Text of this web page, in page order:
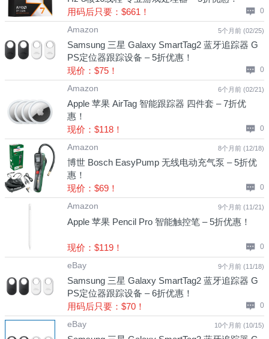
用码后只要：$661！
0
5个月前 (02/25)
Amazon
Samsung 三星 Galaxy SmartTag2 蓝牙追踪器 G
PS定位器跟踪设备 – 5折优惠！
现价：$75！
0
6个月前 (02/21)
Amazon
Apple 苹果 AirTag 智能跟踪器 四件套 – 7折优
惠！
现价：$118！
0
8个月前 (12/18)
Amazon
博世 Bosch EasyPump 无线电动充气泵 – 5折优
惠！
现价：$69！
0
9个月前 (11/21)
Amazon
Apple 苹果 Pencil Pro 智能触控笔 – 5折优惠！
现价：$119！ 0
9个月前 (11/18)
eBay
Samsung 三星 Galaxy SmartTag2 蓝牙追踪器 G
PS定位器跟踪设备 – 6折优惠！
用码后只要：$70！
0
10个月前 (10/15)
eBay